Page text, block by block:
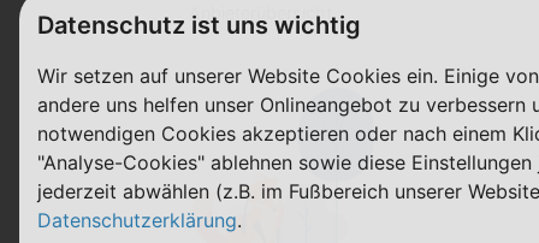
Anbieterübersicht
Datenschutz ist uns wichtig
Wir setzen auf unserer Website Cookies ein. Einige
andere uns helfen unser Onlineangebot zu
notwendigen Cookies akzeptieren oder nach einem
"Analyse-Cookies" ablehnen sowie diese
jederzeit abwählen (z.B. im Fußbereich unserer
Datenschutzerklärung.